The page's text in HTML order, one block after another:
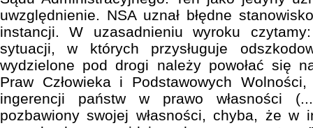
uwzględnienie. NSA uznał błędne
instancji. W uzasadnieniu wyroku
sytuacji, w których przysługuje
wydzielone pod drogi należy powołać się
Praw Człowieka i Podstawowych
ingerencji państw w prawo własności
pozbawiony swojej własności, chyba, że w